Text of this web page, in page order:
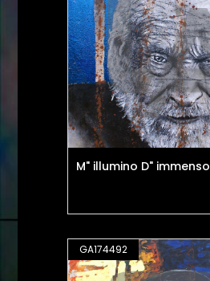
M" illumino D" immenso
GA174492